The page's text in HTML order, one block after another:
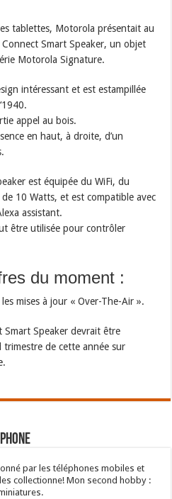
tablettes, Motorola présentait au
Connect Smart Speaker, un objet
Motorola Signature.
intéressant et est estampillée
appel au bois.
en haut, à droite, d’un
est équipée du WiFi, du
10 Watts, et est compatible avec
assistant.
être utilisée pour contrôler
du moment :
mises à jour « Over-The-Air ».
Speaker devrait être
de cette année sur
par les téléphones mobiles et
collectionne! Mon second hobby :